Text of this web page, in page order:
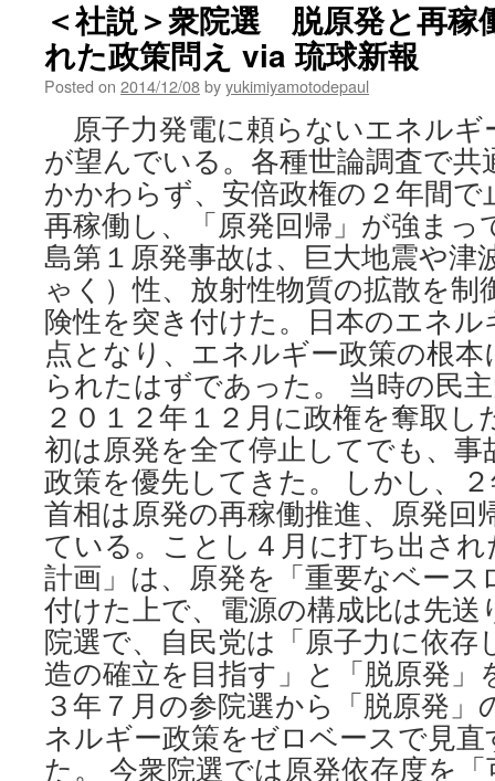
＜社説＞衆院選 脱原発と再
れた政策問え via 琉球新報
Posted on 2014/12/08byyukimiyamotodepaul
原子力発電に頼らないエネルギ
が望んでいる。各種世論調査で
かかわらず、安倍政権の２年間
再稼働し、「原発回帰」が強まっ
島第１原発事故は、巨大地震や津
ゃく）性、放射性物質の拡散を
険性を突き付けた。日本のエネ
点となり、エネルギー政策の根
られたはずであった。 当時の民
２０１２年１２月に政権を奪取し
初は原発を全て停止してでも、
政策を優先してきた。 しかし、
首相は原発の再稼働推進、原発回
ている。ことし４月に打ち出さ
計画」は、原発を「重要なベース
付けた上で、電源の構成比は先送
院選で、自民党は「原子力に依存
造の確立を目指す」と「脱原発」
３年７月の参院選から「脱原発
ネルギー政策をゼロベースで見
た。 今衆院選では原発依存度を